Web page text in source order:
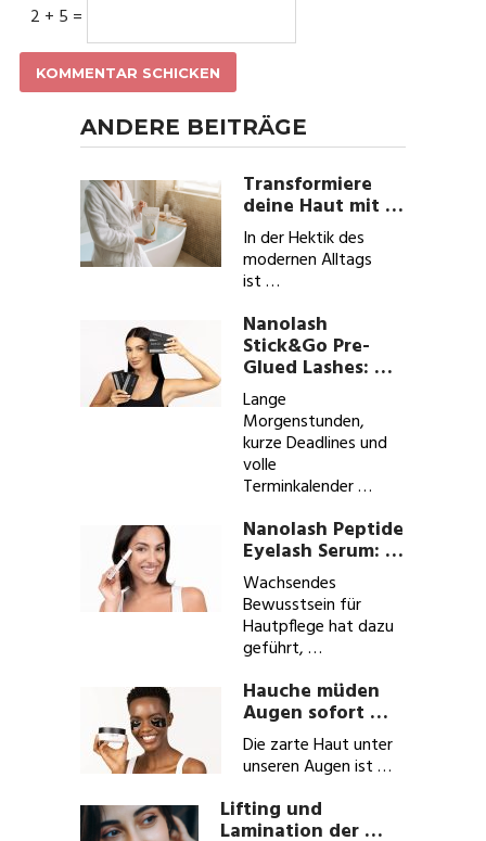
2 + 5 =
ANDERE BEITRÄGE
Transformiere
deine Haut mit …
In der Hektik des
modernen Alltags
ist …
Nanolash
Stick&Go Pre-
Glued Lashes: …
Lange
Morgenstunden,
kurze Deadlines und
volle
Terminkalender …
Nanolash Peptide
Eyelash Serum: …
Wachsendes
Bewusstsein für
Hautpflege hat dazu
geführt, …
Hauche müden
Augen sofort …
Die zarte Haut unter
unseren Augen ist …
Lifting und
Lamination der …